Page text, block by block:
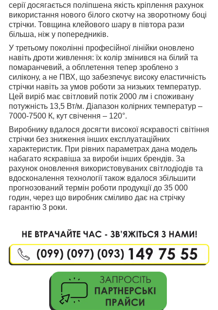
серії досягається поліпшена якість кріплення рахунок
використання нового білого скотчу на зворотному боці
стрічки. Товщина клейового шару в півтора рази
більша, ніж у попередників.
У третьому поколінні професійної лінійки оновлено
навіть дроти живлення: їх колір змінився на білий та
помаранчевий, а обплетення тепер зроблено з
силікону, а не ПВХ, що забезпечує високу еластичність
стрічки навіть за умов роботи за низьких температур.
Цей виріб має світловий потік 2000 лм і споживану
потужність 13,5 Вт/м. Діапазон колірних температур –
7000-7500 К, кут свічення – 120°.
Виробнику вдалося досягти високої яскравості світіння
стрічки без зниження інших експлуатаційних
характеристик. При рівних параметрах дана модель
набагато яскравіша за вироби інших брендів. За
рахунок оновлення використовуваних світлодіодів та
вдосконалення технології також вдалося збільшити
прогнозований термін роботи продукції до 35 000
годин, через що виробник сміливо дає на стрічку
гарантію 3 роки.